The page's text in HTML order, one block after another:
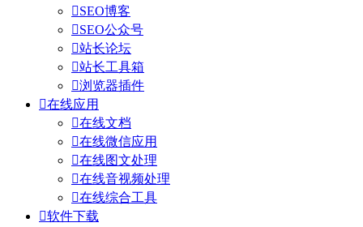
SEO博客
SEO公众号
站长论坛
站长工具箱
浏览器插件
在线应用
在线文档
在线微信应用
在线图文处理
在线音视频处理
在线综合工具
软件下载